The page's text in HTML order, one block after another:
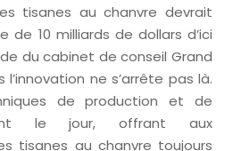
tisanes au chanvre devrait
de 10 milliards de dollars d’ici
du cabinet de conseil Grand
l’innovation ne s’arrête pas là.
de production et de
le jour, offrant aux
tisanes au chanvre toujours